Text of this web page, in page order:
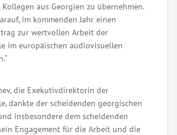
aus Georgien zu übernehmen.
im kommenden Jahr einen
zur wertvollen Arbeit der
im europäischen audiovisuellen
die Exekutivdirektorin der
dankte der scheidenden georgischen
insbesondere dem scheidenden
Engagement für die Arbeit und die